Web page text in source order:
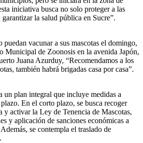
iniciativa busca no solo proteger a las
la salud pública en Sucre”.
vacunar a sus mascotas el domingo,
Municipal de Zoonosis en la avenida Japón,
Juana Azurduy, “Recomendamos a los
también habrá brigadas casa por casa”.
un plan integral que incluye medidas a
En el corto plazo, se busca recoger
y activar la Ley de Tenencia de Mascotas,
y aplicación de sanciones económicas a
se contempla el traslado de